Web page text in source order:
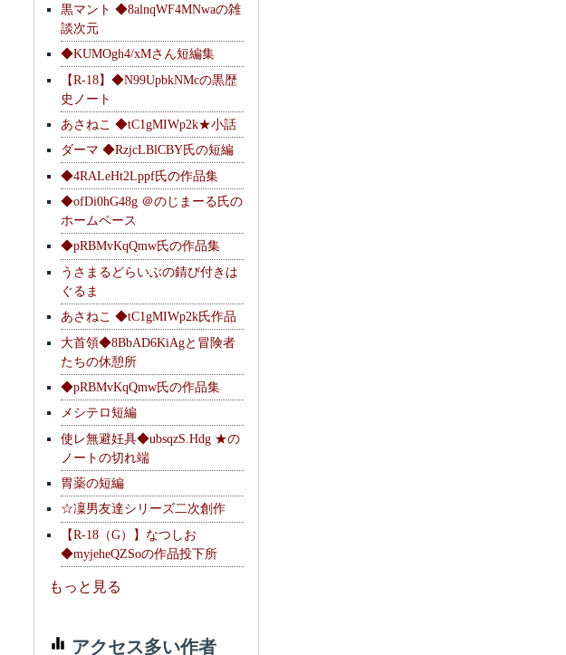
黒マント ◆8alnqWF4MNwaの雑
談次元
◆KUMOgh4/xMさん短編集
【R-18】◆N99UpbkNMcの黒歴
史ノート
あさねこ ◆tC1gMIWp2k★小話
ダーマ ◆RzjcLBlCBY氏の短編
◆4RALeHt2Lppf氏の作品集
◆ofDi0hG48g ＠のじまーる氏の
ホームベース
◆pRBMvKqQmw氏の作品集
うさまるどらいぶの錆び付きは
ぐるま
あさねこ ◆tC1gMIWp2k氏作品
大首領◆8BbAD6KiAgと冒険者
たちの休憩所
◆pRBMvKqQmw氏の作品集
メシテロ短編
使レ無避妊具◆ubsqzS.Hdg ★の
ノートの切れ端
胃薬の短編
☆凜男友達シリーズ二次創作
【R-18（G）】なつしお
◆myjeheQZSoの作品投下所
もっと見る
アクセス多い作者